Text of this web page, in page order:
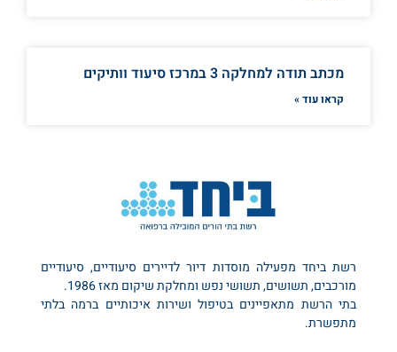
מכתב תודה למחלקה 3 במרכז סיעוד וותיקים
קראו עוד »
רשת ביחד מפעילה מוסדות דיור לדיירים סיעודיים, סיעודיים
מורכבים, תשושים, תשושי נפש ומחלקת שיקום מאז 1986.
בתי הרשת מתאפיינים בטיפול ושירות איכותיים ברמה בלתי
מתפשרת.